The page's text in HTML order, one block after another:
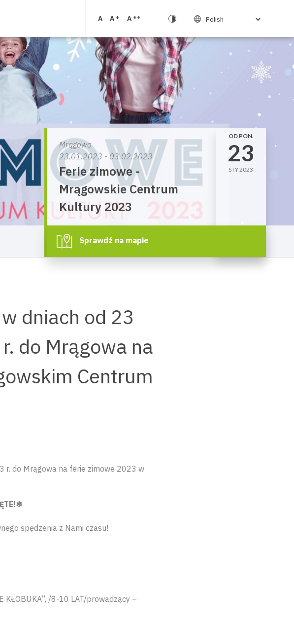
A A + A ++
Mrągowo
23.01.2023 - 03.02.2023
Ferie zimowe -
Mrągowskie Centrum
Kultury 2023
OD PON.
23
STY 2023
Sprawdź na mapie
dniach od 23
do Mrągowa na
Centrum
r. do Mrągowa na ferie zimowe 2023 w
spędzenia z Nami czasu!
KŁOBUKA”, /8-10 LAT/prowadzący –